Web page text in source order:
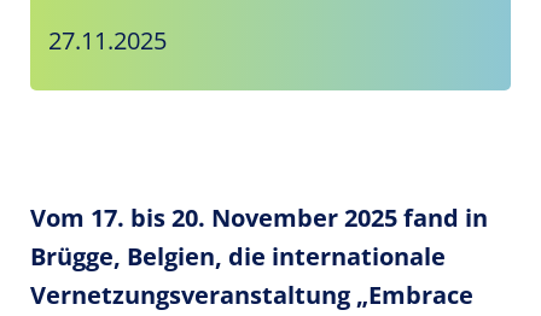
27.11.2025
Vom 17. bis 20. November 2025 fand in
Brügge, Belgien, die internationale
Vernetzungsveranstaltung „Embrace